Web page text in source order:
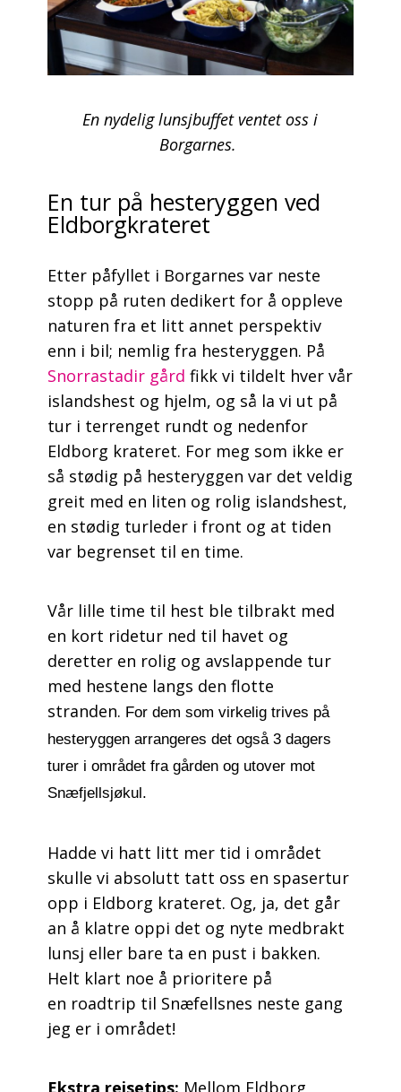
En nydelig lunsjbuffet ventet oss i
Borgarnes.
En tur på hesteryggen ved
Eldborgkrateret
Etter påfyllet i Borgarnes var neste
stopp på ruten dedikert for å oppleve
naturen fra et litt annet perspektiv
enn i bil; nemlig fra hesteryggen. På
Snorrastadir gård fikk vi tildelt hver vår
islandshest og hjelm, og så la vi ut på
tur i terrenget rundt og nedenfor
Eldborg krateret. For meg som ikke er
så stødig på hesteryggen var det veldig
greit med en liten og rolig islandshest,
en stødig turleder i front og at tiden
var begrenset til en time.
Vår lille time til hest ble tilbrakt med
en kort ridetur ned til havet og
deretter en rolig og avslappende tur
med hestene langs den flotte
stranden. For dem som virkelig trives på
hesteryggen arrangeres det også 3 dagers
turer i området fra gården og utover mot
Snæfjellsjøkul.
Hadde vi hatt litt mer tid i området
skulle vi absolutt tatt oss en spasertur
opp i Eldborg krateret. Og, ja, det går
an å klatre oppi det og nyte medbrakt
lunsj eller bare ta en pust i bakken.
Helt klart noe å prioritere på
en roadtrip til Snæfellsnes neste gang
jeg er i området!
Ekstra reisetips: Mellom Eldborg